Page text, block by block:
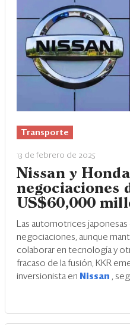
Transporte
13 de febrero de 2025
Nissan y
negociaciones
US$60,000
Las automotrices
negociaciones, aunque
colaborar en tecnología y
fracaso de la fusión, KKR
inversionista en Nissan ,